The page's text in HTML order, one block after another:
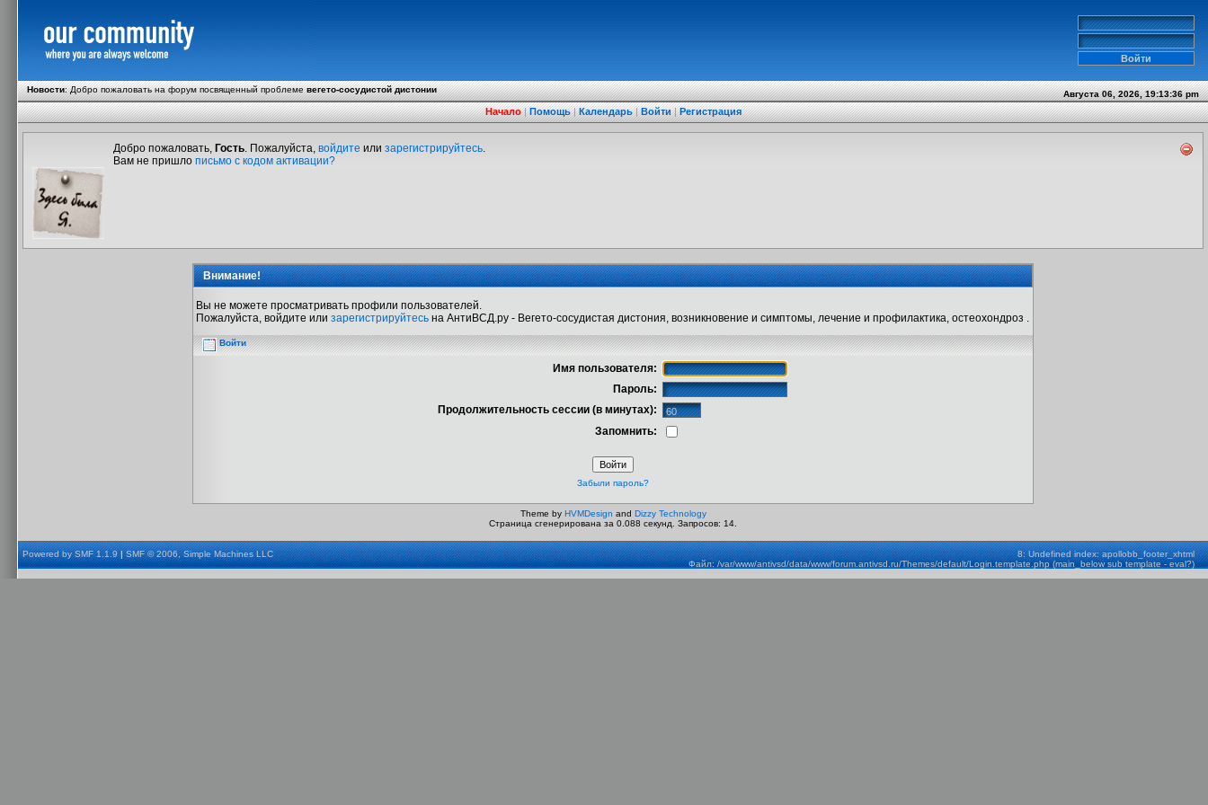
Новости:Добро пожаловать на форум посвященный проблемевегето-сосудистой дистонии Августа 06, 2026, 19:13:36 pm
Начало|Помощь|Календарь|Войти|Регистрация
Добро пожаловать, Гость. Пожалуйста, войдите или зарегистрируйтесь.
Вам не пришло письмо с кодом активации?
Внимание!
Вы не можете просматривать профили пользователей.
Пожалуйста, войдите или зарегистрируйтесь на АнтиВСД.ру - Вегето-сосудистая дистония, возникновение и симптомы, лечение и профилактика, остеохондроз .
Войти
Имя пользователя:
Пароль:
Продолжительность сессии (в минутах):
Запомнить:
Забыли пароль?
Theme by HVMDesign and Dizzy Technology
Страница сгенерирована за 0.088 секунд. Запросов: 14.
Powered by SMF 1.1.9|SMF © 2006, Simple Machines LLC
8: Undefined index: apollobb_footer_xhtml
Файл: /var/www/antivsd/data/www/forum.antivsd.ru/Themes/default/Login.template.php (main_below sub template - eval?)